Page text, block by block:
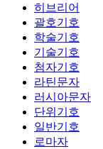
히브리어
괄호기호
학술기호
기술기호
첨자기호
라틴문자
러시아문자
단위기호
일반기호
로마자